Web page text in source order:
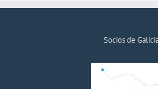
Socios de